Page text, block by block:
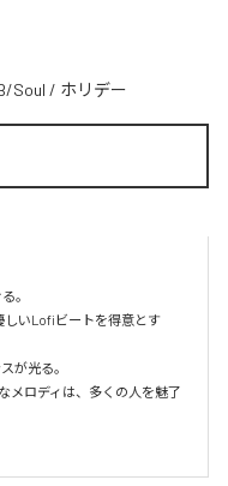
Soul / ホリデー
。
しいLofiビートを得意とす
が光る。
メロディは、多くの人を魅了